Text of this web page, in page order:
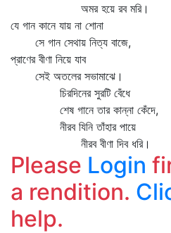
অমর হয়ে রব মরি।
যে গান কানে যায় না শোনা
সে গান সেথায় নিত্য বাজে,
প্রাণের বীণা নিয়ে যাব
সেই অতলের সভামাঝে।
চিরদিনের সুরটি বেঁধে
শেষ গানে তার কান্না কেঁদে,
নীরব যিনি তাঁহার পায়ে
নীরব বীণা দিব ধরি।
Please Login
a rendition.
help.